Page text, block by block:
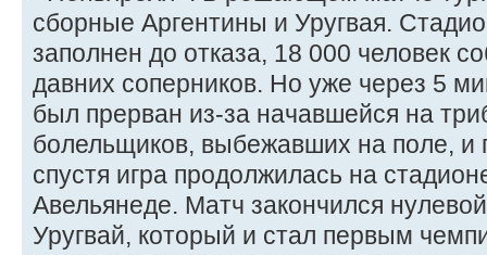
сборные Аргентины и Уругвая.
заполнен до отказа, 18 000 человек
давних соперников. Но уже через 5
был прерван из-за начавшейся на
болельщиков, выбежавших на поле, и
спустя игра продолжилась на
Авельянеде. Матч закончился
Уругвай, который и стал первым